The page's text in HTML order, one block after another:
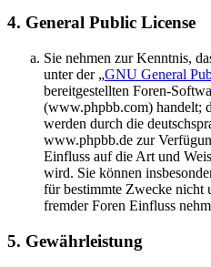
4. General Public License
Sie nehmen zur Kenntnis,
unter der „GNU General
bereitgestellten Foren-
(www.phpbb.com) handelt;
werden durch die
www.phpbb.de zur
Einfluss auf die Art und
wird. Sie können
für bestimmte Zwecke nicht
fremder Foren Einfluss
5. Gewährleistung